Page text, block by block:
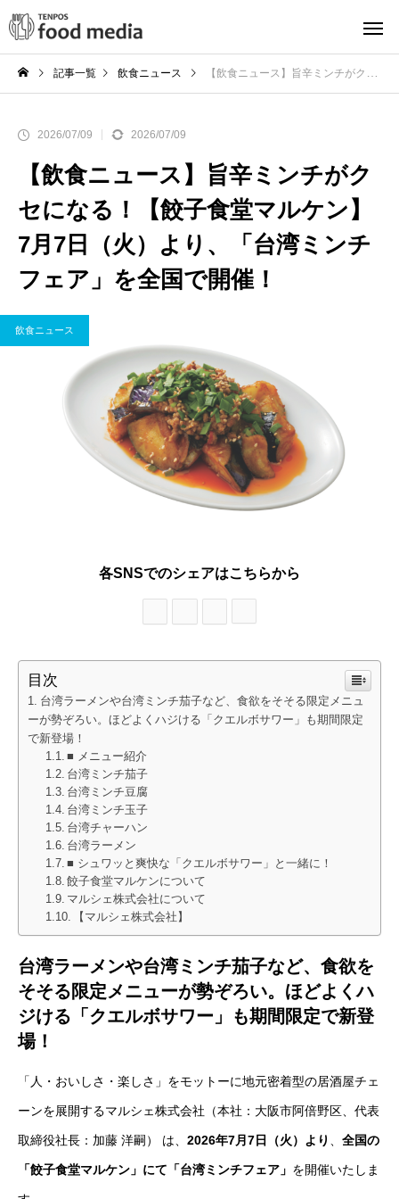
記事一覧 飲食ニュース 【飲食ニュース】旨辛ミンチがクセになる！【餃子食堂マルケン】7月7日（火）より、「台湾ミンチフェア」を全国で開催！
2026/07/09 2026/07/09
【飲食ニュース】旨辛ミンチがク
セになる！【餃子食堂マルケン】
7月7日（火）より、「台湾ミンチ
フェア」を全国で開催！
飲食ニュース
各SNSでのシェアはこちらから
目次
台湾ラーメンや台湾ミンチ茄子など、食欲をそそる限定メニュ
ーが勢ぞろい。ほどよくハジける「クエルボサワー」も期間限定
で新登場！
■ メニュー紹介
台湾ミンチ茄子
台湾ミンチ豆腐
台湾ミンチ玉子
台湾チャーハン
台湾ラーメン
■ シュワッと爽快な「クエルボサワー」と一緒に！
餃子食堂マルケンについて
マルシェ株式会社について
【マルシェ株式会社】
台湾ラーメンや台湾ミンチ茄子など、食欲を
そそる限定メニューが勢ぞろい。ほどよくハ
ジける「クエルボサワー」も期間限定で新登
場！
「人・おいしさ・楽しさ」をモットーに地元密着型の居酒屋チェ
ーンを展開するマルシェ株式会社（本社：大阪市阿倍野区、代表
取締役社長：加藤 洋嗣） は、 2026年7月7日（火）より 全国の
「餃子食堂マルケン」にて「台湾ミンチフェア」 を開催いたしま